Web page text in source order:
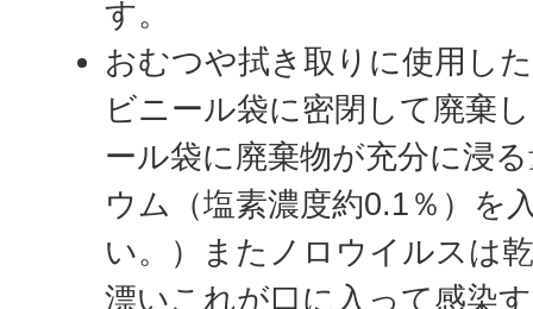
す。
おむつや拭き取りに使用し
ビニール袋に密閉して廃棄
ール袋に廃棄物が充分に浸
ウム（塩素濃度約0.1％）を
い。）またノロウイルスは
漂いこれが口に入って感染